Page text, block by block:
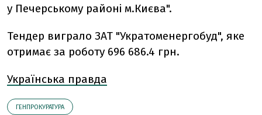
у Печерському районі м.Києва".
Тендер виграло ЗАТ "Укратоменергобуд", яке
отримає за роботу 696 686.4 грн.
Українська правда
ГЕНПРОКУРАТУРА